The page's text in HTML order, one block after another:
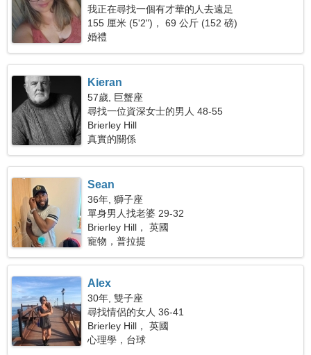
我正在尋找一個有才華的人去遠足
155 厘米 (5'2")， 69 公斤 (152 磅)
婚禮
Kieran
57歲, 巨蟹座
尋找一位資深女士的男人 48-55
Brierley Hill
真實的關係
Sean
36年, 獅子座
單身男人找老婆 29-32
Brierley Hill， 英國
寵物，普拉提
Alex
30年, 雙子座
尋找情侶的女人 36-41
Brierley Hill， 英國
心理學，台球